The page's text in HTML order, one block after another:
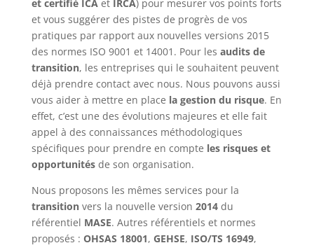
et certifié ICA etIRCA) pour mesurer vos points forts
et vous suggérer des pistes de progrès de vos
pratiques par rapport aux nouvelles versions 2015
des normes ISO 9001 et 14001. Pour les audits de
transition, les entreprises qui le souhaitent peuvent
déjà prendre contact avec nous. Nous pouvons aussi
vous aider à mettre en place la gestion du risque. En
effet, c’est une des évolutions majeures et elle fait
appel à des connaissances méthodologiques
spécifiques pour prendre en compte les risques et
opportunitésde son organisation.
Nous proposons les mêmes services pour la
transition vers la nouvelle version 2014du
référentiel MASE. Autres référentiels et normes
proposés : OHSAS 18001, GEHSE, ISO/TS 16949,